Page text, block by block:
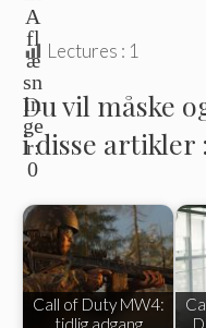
A
fl
æ
sn
in
ge
r:
0
Lectures : 1
Du vil måske
i disse artikler :
Call of Duty MW4:
tidlig adgang